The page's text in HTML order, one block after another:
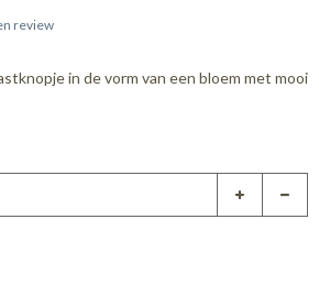
review
in de vorm van een bloem met mooi